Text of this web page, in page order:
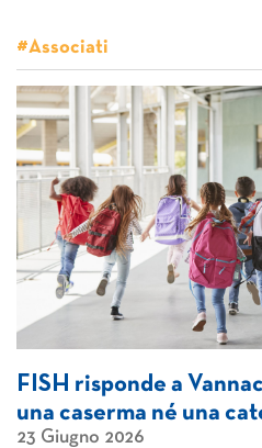
#Associati
FISH risponde a
una caserma né una
23 Giugno 2026